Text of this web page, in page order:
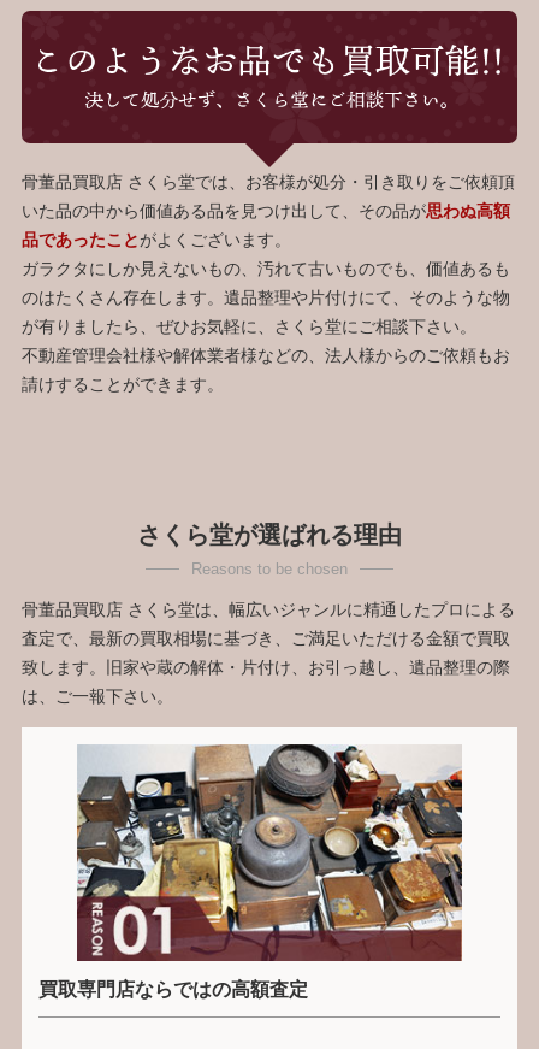
骨董品買取店 さくら堂では、お客様が処分・引き取りをご依頼頂
いた品の中から価値ある品を見つけ出して、その品が思わぬ高額
品であったことがよくございます。
ガラクタにしか見えないもの、汚れて古いものでも、価値あるも
のはたくさん存在します。遺品整理や片付けにて、そのような物
が有りましたら、ぜひお気軽に、さくら堂にご相談下さい。
不動産管理会社様や解体業者様などの、法人様からのご依頼もお
請けすることができます。
さくら堂が選ばれる理由
骨董品買取店 さくら堂は、幅広いジャンルに精通したプロによる
査定で、最新の買取相場に基づき、ご満足いただける金額で買取
致します。旧家や蔵の解体・片付け、お引っ越し、遺品整理の際
は、ご一報下さい。
買取専門店ならではの高額査定